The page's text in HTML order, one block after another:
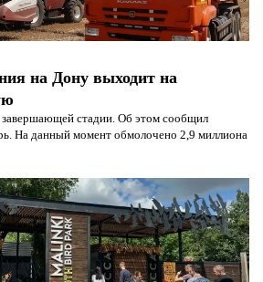
на Дону выходит на
стадии. Об этом сообщил
На данный момент обмолочено 2,9 миллиона